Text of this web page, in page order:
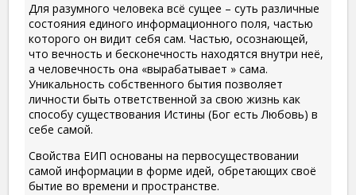
Для разумного человека всё сущее – суть различные
состояния единого информационного поля, частью
которого он видит себя сам. Частью, осознающей,
что вечность и бесконечность находятся внутри неё,
а человечность она «вырабатывает » сама.
Уникальность собственного бытия позволяет
личности быть ответственной за свою жизнь как
способу существования Истины (Бог есть Любовь) в
себе самой.
Свойства ЕИП основаны на первосуществовании
самой информации в форме идей, обретающих своё
бытие во времени и пространстве.